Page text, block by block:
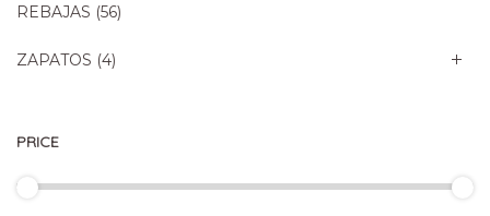
REBAJAS (56)
ZAPATOS (4)
PRICE